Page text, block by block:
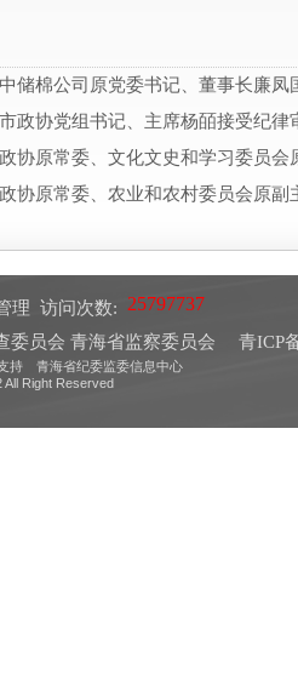
储棉公司原党委书记、董事长廉凤
政协党组书记、主席杨皕接受纪律
协原常委、文化文史和学习委员
协原常委、农业和农村委员会原
理 访问次数:
委员会 青海省监察委员会
青ICP
持 青海省纪委监委信息中心
All Right Reserved